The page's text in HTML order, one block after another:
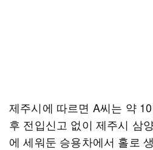
제주시에 따르면 A씨는 약
후 전입신고 없이 제주시 삼
에 세워둔 승용차에서 홀로